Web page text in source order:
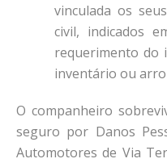
vinculada os
civil, indicados
requerimento do
inventário ou
O companheiro
seguro por Danos
Automotores de Via